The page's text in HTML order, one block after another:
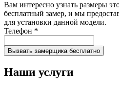
Вам интересно узнать размеры
бесплатный замер, и мы
для установки данной модели.
Телефон *
Наши услуги